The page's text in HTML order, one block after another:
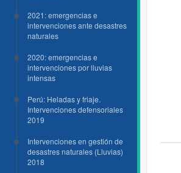
2021: emergencias e
intervenciones ante desastres
naturales
2020: emergencias e
intervenciones por lluvias
intensas
Perú: Heladas y friaje.
Intervenciones defensoriales
2019
Intervenciones en gestión de
desastres naturales (Lluvias)
2018